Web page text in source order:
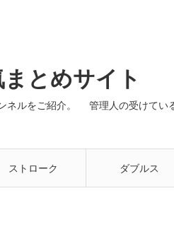
とめサイト
ネルをご紹介。 管理人の受けてい
ストローク ダブルス